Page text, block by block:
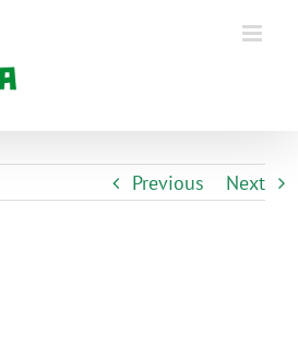
Previous Next